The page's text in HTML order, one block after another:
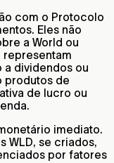
com o Protocolo
Eles não
a World ou
representam
dividendos ou
produtos de
de lucro ou
imediato.
WLD, se criados,
por fatores